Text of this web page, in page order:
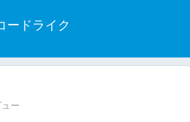
ードライク
ー